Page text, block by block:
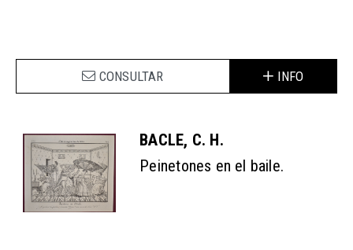
CONSULTAR INFO
BACLE, C. H.
Peinetones en el baile.